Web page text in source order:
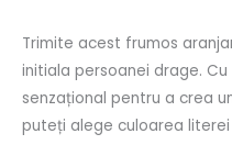
Trimite acest frumos
initiala persoanei drage.
senzațional pentru a crea
puteți alege culoarea literei